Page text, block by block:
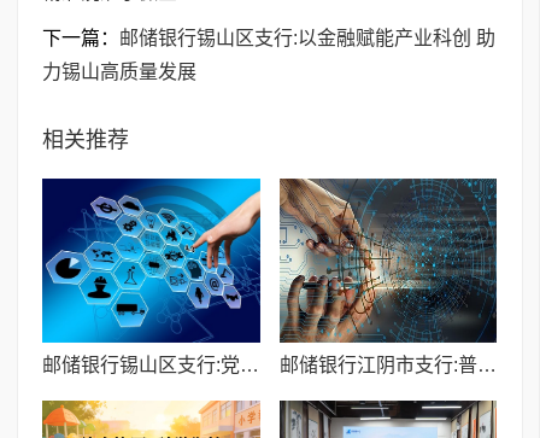
下一篇： 邮储银行锡山区支行:以金融赋能产业科创 助
力锡山高质量发展
相关推荐
邮储银行锡山区支行:党建引领金融赋能助推粮食产业高质量发展 邮储银行江阴市支行:普惠交银融合双线赋能 精准浇灌小微企业